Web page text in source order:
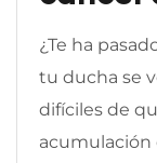
¿Te ha
tu ducha se
difíciles de
acumulación